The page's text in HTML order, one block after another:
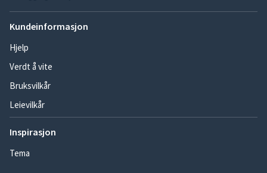
Kundeinformasjon
Hjelp
Verdt å vite
Bruksvilkår
Leievilkår
Inspirasjon
Tema